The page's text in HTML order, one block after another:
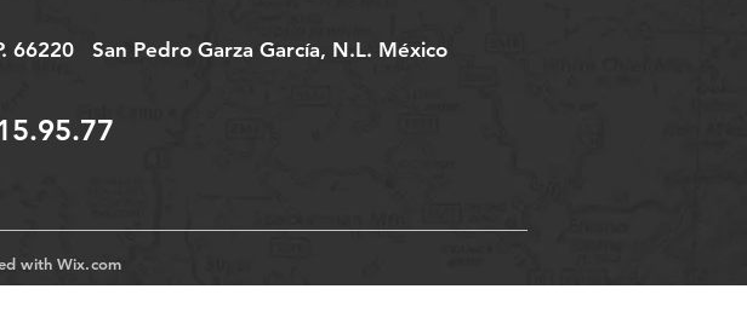
66220 San Pedro Garza García, N.L. México
withWix.com